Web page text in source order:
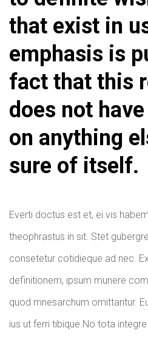
that exist in
emphasis is
fact that this
does not
on anything
sure of itself.
Everti doctus est et, ei vis
theophrastus in sit. Stet
consetetur cotidieque ad nec.
definitionem, ipsum munere
quod mnesarchum omittantur.
ius ut ferri tibique.No tota